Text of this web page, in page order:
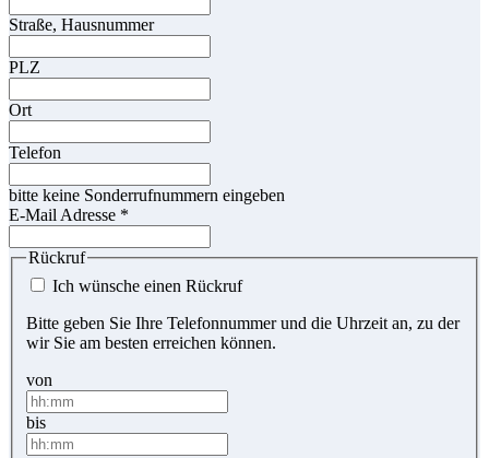
Straße, Hausnummer
PLZ
Ort
Telefon
bitte keine Sonderrufnummern eingeben
E-Mail Adresse *
Rückruf
Ich wünsche einen Rückruf
Bitte geben Sie Ihre Telefonnummer und die Uhrzeit an, zu der
wir Sie am besten erreichen können.
von
bis